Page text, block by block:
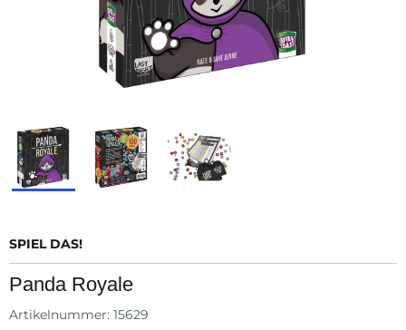
SPIEL DAS!
Panda Royale
Artikelnummer: 15629